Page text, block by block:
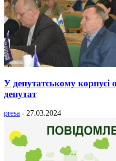
У депутатському корпусі
депутат
presa - 27.03.2024